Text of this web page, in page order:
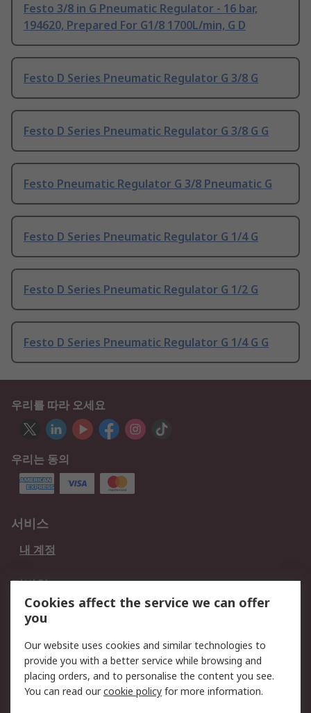
Festo 3/8 in G Pneumatic Regulator - 16 bar,
194620, Prepared For G1/8 1700L/min, G D
Festo D Series Pneumatic Regulator G 3/8 G
Festo D Series Pneumatic Regulator G 3/8 G G
Festo Pneumatic Regulator G 3/8 Pneumatic G
Festo D Series Pneumatic Regulator G 1/4 G
Festo D Series Pneumatic Regulator G 1/2 G
Festo D Series Pneumatic Regulator G 1/4 G G
우리를 따라 오세요
우리는 동의
서비스
내 계정
적법한
개인 정보 보호 정책
데이터 보호
웹사이트 사용 약관
회사 소개
RS 계좌 정보
그룹사 RS Group에 대해
Cookies affect the service we can offer
you
Our website uses cookies and similar technologies to
provide you with a better service while browsing and
placing orders, and to personalise the content you see.
You can read ourcookie policy for more information.